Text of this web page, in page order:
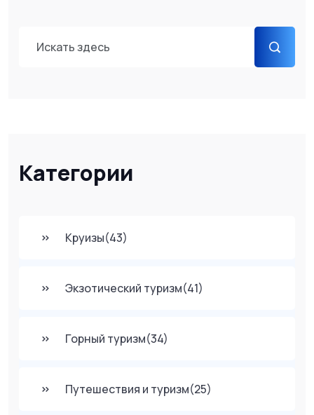
Категории
Круизы(43)
Экзотический туризм(41)
Горный туризм(34)
Путешествия и туризм(25)